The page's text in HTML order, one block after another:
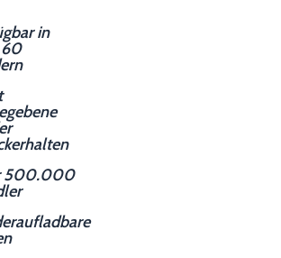
in
60
500.000